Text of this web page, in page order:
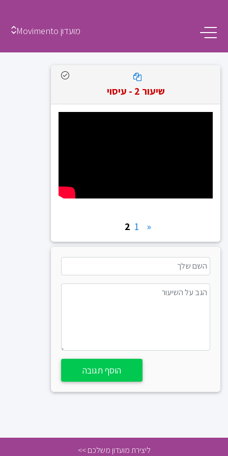
מועדון Movimento
שיעור 2 - עיסוי
«
1
2
הוסף תגובה
ליצירת מועדון משלכם >>